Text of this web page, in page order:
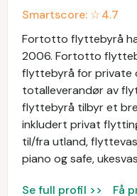
Smartscore: ☆4.7
Fortotto flyttebyrå
2006. Fortotto
flyttebyrå for private
totalleverandør av
flyttebyrå tilbyr et
inkludert privat
til/fra utland,
piano og safe,
Se full profil >> Få